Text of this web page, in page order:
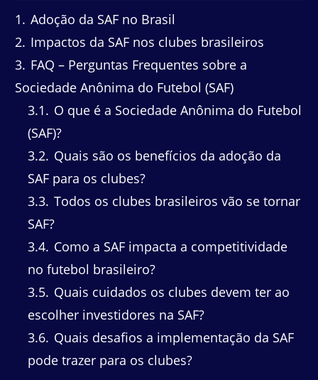
1
Adoção da SAF no Brasil
2 Impactos da SAF nos clubes brasileiros
3 FAQ – Perguntas Frequentes sobre a
Sociedade Anônima do Futebol (SAF)
3.1
O que é a Sociedade Anônima do Futebol
(SAF)?
3.2 Quais são os benefícios da adoção da
SAF para os clubes?
3.3 Todos os clubes brasileiros vão se tornar
SAF?
3.4 Como a SAF impacta a competitividade
no futebol brasileiro?
3.5 Quais cuidados os clubes devem ter ao
escolher investidores na SAF?
3.6 Quais desafios a implementação da SAF
pode trazer para os clubes?